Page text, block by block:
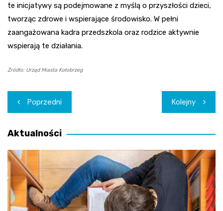
te inicjatywy są podejmowane z myślą o przyszłości dzieci,
tworząc zdrowe i wspierające środowisko. W pełni
zaangażowana kadra przedszkola oraz rodzice aktywnie
wspierają te działania.
Źródło: Urząd Miasta Kołobrzeg
Nawigacja
wpisu
Poprzedni Kolejny
Aktualności